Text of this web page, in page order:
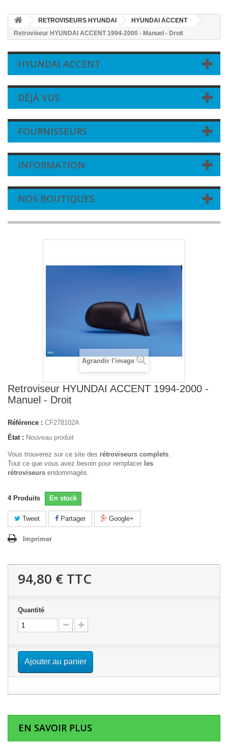
RETROVISEURS HYUNDAI
HYUNDAI ACCENT
Retroviseur HYUNDAI ACCENT 1994-2000 - Manuel - Droit
HYUNDAI ACCENT
DÉJÀ VUS
FOURNISSEURS
INFORMATION
NOS BOUTIQUES
Agrandir l'image
Retroviseur HYUNDAI ACCENT 1994-2000 -
Manuel - Droit
Référence : CF278102A
État : Nouveau produit
Vous trouverez sur ce site des rétroviseurs complets.
Tout ce que vous avez besoin pour remplacer les
rétroviseurs endommagés.
4 Produits En stock
Tweet Partager Google+
Imprimer
94,80 € TTC
Quantité
Ajouter au panier
EN SAVOIR PLUS